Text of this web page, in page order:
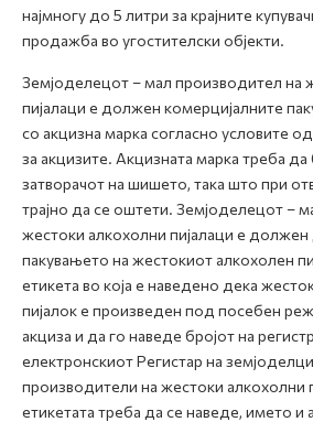
најмногу до 5 литри за крајните
продажба во угостителски објекти.
Земјоделецот – мал производител на
пијалаци е должен комерцијалните
со акцизна марка согласно условите
за акцизите. Акцизната марка треба
затворачот на шишето, така што при
трајно да се оштети. Земјоделецот –
жестоки алкохолни пијалаци е должен
пакувањето на жестокиот алкохолен
етикета во која е наведено дека
пијалок е произведен под посебен
акциза и да го наведе бројот на
електронскиот Регистар на
производители на жестоки алкохолни
етикетата треба да се наведе, името и